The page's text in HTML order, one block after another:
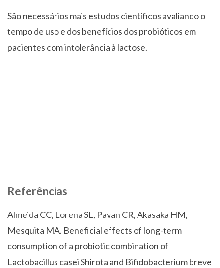
São necessários mais estudos científicos avaliando o
tempo de uso e dos benefícios dos probióticos em
pacientes com intolerância à lactose.
Referências
Almeida CC, Lorena SL, Pavan CR, Akasaka HM,
Mesquita MA. Beneficial effects of long-term
consumption of a probiotic combination of
Lactobacillus casei Shirota and Bifidobacterium breve